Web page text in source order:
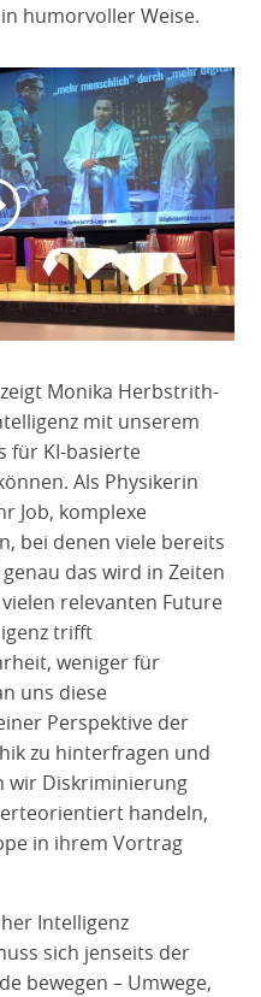
humorvoller Weise.
Monika Herbstrith-
mit unserem
für KI-basierte
Als Physikerin
Job, komplexe
bei denen viele bereits
das wird in Zeiten
relevanten Future
trifft
weniger für
uns diese
Perspektive der
zu hinterfragen und
wir Diskriminierung
handeln,
in ihrem Vortrag
Intelligenz
sich jenseits der
bewegen – Umwege,